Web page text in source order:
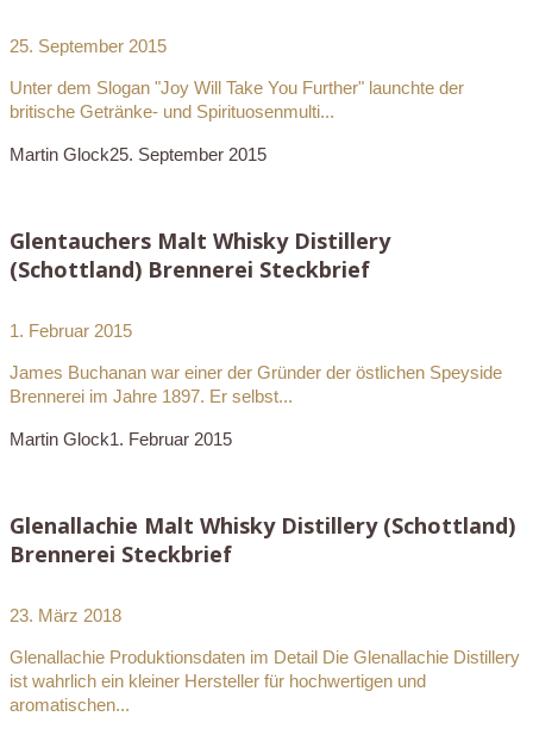
25. September 2015
Unter dem Slogan "Joy Will Take You Further" launchte der
britische Getränke- und Spirituosenmulti...
Martin Glock25. September 2015
Glentauchers Malt Whisky Distillery
(Schottland) Brennerei Steckbrief
1. Februar 2015
James Buchanan war einer der Gründer der östlichen Speyside
Brennerei im Jahre 1897. Er selbst...
Martin Glock1. Februar 2015
Glenallachie Malt Whisky Distillery (Schottland)
Brennerei Steckbrief
23. März 2018
Glenallachie Produktionsdaten im Detail Die Glenallachie Distillery
ist wahrlich ein kleiner Hersteller für hochwertigen und
aromatischen...